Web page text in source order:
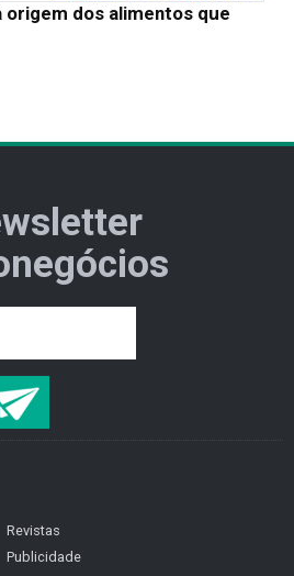
origem dos alimentos que
Revistas
Publicidade